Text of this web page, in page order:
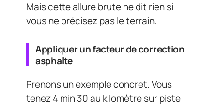
Mais cette allure brute ne dit rien si
vous ne précisez pas le terrain.
Appliquer un facteur de correction
asphalte
Prenons un exemple concret. Vous
tenez 4 min 30 au kilomètre sur piste